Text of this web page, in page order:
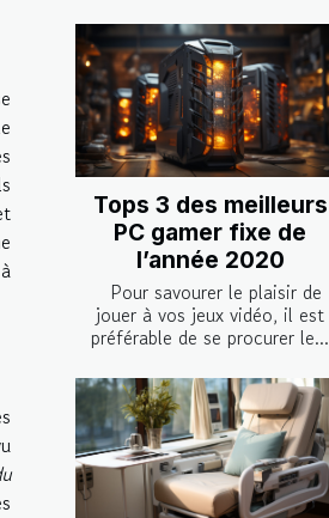
Tops 3 des meilleurs
PC gamer fixe de
l’année 2020
Pour savourer le plaisir de
jouer à vos jeux vidéo, il est
préférable de se procurer le...